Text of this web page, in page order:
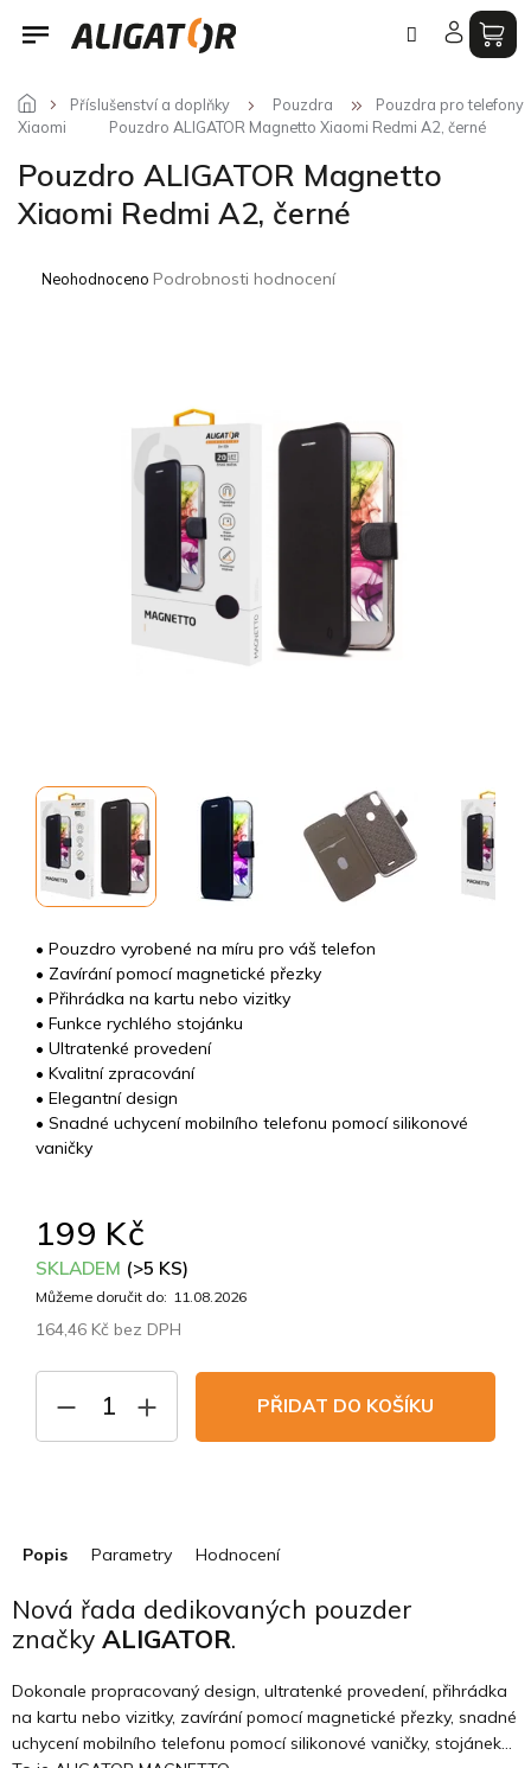
Přejít
Příslušenství a doplňky Pouzdra
Pouzdra pro telefony
Xiaomi
Pouzdro ALIGATOR Magnetto Xiaomi Redmi A2, černé
Pouzdro ALIGATOR Magnetto
Xiaomi Redmi A2, černé
Průměrné
Neohodnoceno Podrobnosti hodnocení
199 Kč
SKLADEM (>5 KS)
Můžeme doručit do: 11.08.2026
164,46 Kč bez DPH
PŘIDAT DO KOŠÍKU
• Pouzdro vyrobené na míru pro váš telefon
• Zavírání pomocí magnetické přezky
• Přihrádka na kartu nebo vizitky
• Funkce rychlého stojánku
• Ultratenké provedení
• Kvalitní zpracování
• Elegantní design
• Snadné uchycení mobilního telefonu pomocí silikonové
vaničky
Popis Parametry Hodnocení
Nová řada dedikovaných pouzder
značky ALIGATOR.
Dokonale propracovaný design, ultratenké provedení, přihrádka
na kartu nebo vizitky, zavírání pomocí magnetické přezky, snadné
uchycení mobilního telefonu pomocí silikonové vaničky, stojánek…